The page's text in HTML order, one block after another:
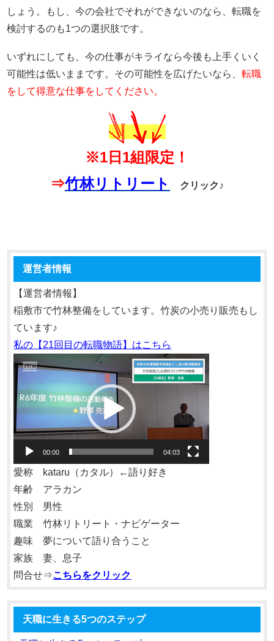
しょう。もし、今の会社でそれができないのなら、転職を
検討するのも1つの選択肢です。
いずれにしても、今の仕事がキライなら今後も上手くいく
可能性は低いままです。その可能性を広げたいなら、転職
をして得意な仕事をしてください。
※1日1組限定！
⇒竹林リトリート クリック♪
運営者情報
【運営者情報】
稲敷市で竹林整備をしています。竹炭の小売り販売もし
ています♪
私の【21回目の転職物語】はこちら
画
プ
レ
ー
ヤ
ー
00:00 04:03
愛称 kataru（カタル）←語り好き
年齢 アラカン
性別 男性
職業 竹林リトリート・ナビゲーター
趣味 夢について語り合うこと
家族 妻、息子
問合せ⇒こちらをクリック
天職に生きる5つのステップ